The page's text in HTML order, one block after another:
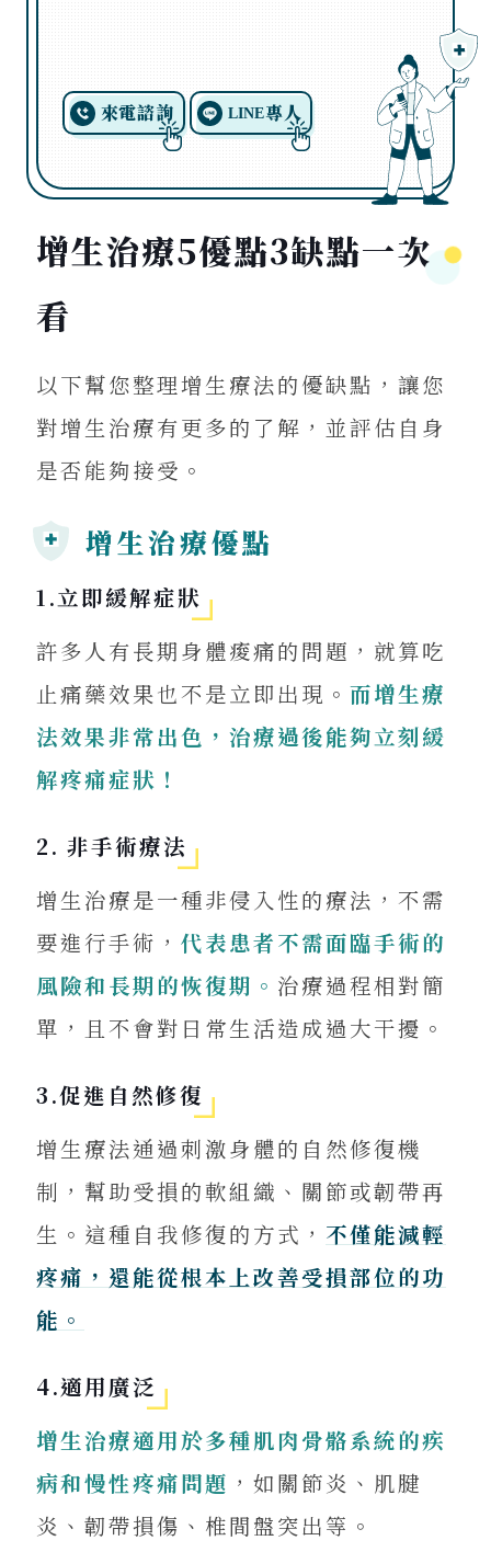
來電諮詢 LINE專人
增生治療5優點3缺點一次
看
以下幫您整理增生療法的優缺點，讓您
對增生治療有更多的了解，並評估自身
是否能夠接受。
增生治療優點
1.立即緩解症狀
許多人有長期身體痠痛的問題，就算吃
止痛藥效果也不是立即出現。 而增生療
法效果非常出色，治療過後能夠立刻緩
解疼痛症狀！
2. 非手術療法
增生治療是一種非侵入性的療法，不需
要進行手術， 代表患者不需面臨手術的
風險和長期的恢復期。 治療過程相對簡
單，且不會對日常生活造成過大干擾。
3.促進自然修復
增生療法通過刺激身體的自然修復機
制，幫助受損的軟組織、關節或韌帶再
生。這種自我修復的方式， 不僅能減輕
疼痛，還能從根本上改善受損部位的功
能。
4.適用廣泛
增生治療適用於多種肌肉骨骼系統的疾
病和慢性疼痛問題 ，如關節炎、肌腱
炎、韌帶損傷、椎間盤突出等。